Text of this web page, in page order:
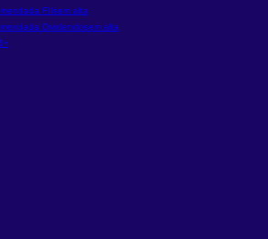
FIIsem alta
Dividendosem alta